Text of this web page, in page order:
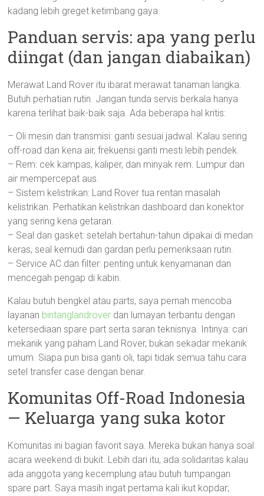
kadang lebih greget ketimbang gaya.
Panduan servis: apa yang perlu
diingat (dan jangan diabaikan)
Merawat Land Rover itu ibarat merawat tanaman langka.
Butuh perhatian rutin. Jangan tunda servis berkala hanya
karena terlihat baik-baik saja. Ada beberapa hal kritis:
– Oli mesin dan transmisi: ganti sesuai jadwal. Kalau sering
off-road dan kena air, frekuensi ganti mesti lebih pendek.
– Rem: cek kampas, kaliper, dan minyak rem. Lumpur dan
air mempercepat aus.
– Sistem kelistrikan: Land Rover tua rentan masalah
kelistrikan. Perhatikan kelistrikan dashboard dan konektor
yang sering kena getaran.
– Seal dan gasket: setelah bertahun-tahun dipakai di medan
keras, seal kemudi dan gardan perlu pemeriksaan rutin.
– Service AC dan filter: penting untuk kenyamanan dan
mencegah pengap di kabin.
Kalau butuh bengkel atau parts, saya pernah mencoba
layanan bintanglandrover dan lumayan terbantu dengan
ketersediaan spare part serta saran teknisnya. Intinya: cari
mekanik yang paham Land Rover, bukan sekadar mekanik
umum. Siapa pun bisa ganti oli, tapi tidak semua tahu cara
setel transfer case dengan benar.
Komunitas Off-Road Indonesia
— Keluarga yang suka kotor
Komunitas ini bagian favorit saya. Mereka bukan hanya soal
acara weekend di bukit. Lebih dari itu, ada solidaritas kalau
ada anggota yang kecemplung atau butuh tumpangan
spare part. Saya masih ingat pertama kali ikut kopdar;